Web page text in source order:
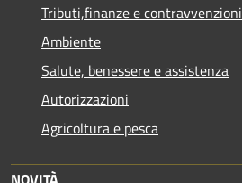
Tributi,finanze e contravvenzioni
Ambiente
Salute, benessere e assistenza
Autorizzazioni
Agricoltura e pesca